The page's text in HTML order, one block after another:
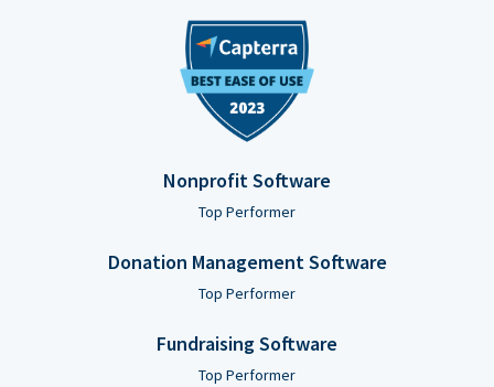
Nonprofit Software
Top Performer
Donation Management Software
Top Performer
Fundraising Software
Top Performer